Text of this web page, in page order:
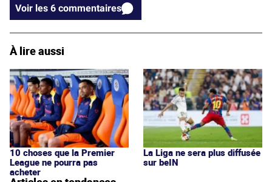
Voir les 6 commentaires
À lire aussi
10 choses que la Premier
League ne pourra pas
acheter
La Liga ne sera plus diffusée
sur beIN